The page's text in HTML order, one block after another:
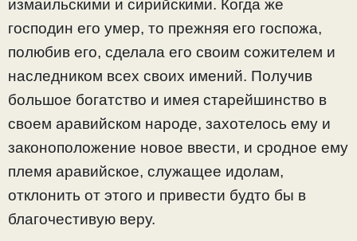
измаильскими и сирийскими. Когда же
господин его умер, то прежняя его госпожа,
полюбив его, сделала его своим сожителем и
наследником всех своих имений. Получив
большое богатство и имея старейшинство в
своем аравийском народе, захотелось ему и
законоположение новое ввести, и сродное ему
племя аравийское, служащее идолам,
отклонить от этого и привести будто бы в
благочестивую веру.